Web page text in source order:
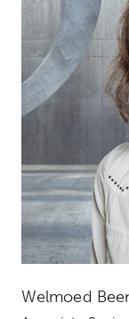
Welmoed